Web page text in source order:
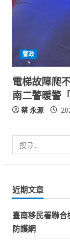
警政
電梯故障爬
南二警暖警
蔡 永源
尋
字:
近期文章
臺南移民署聯
防護網